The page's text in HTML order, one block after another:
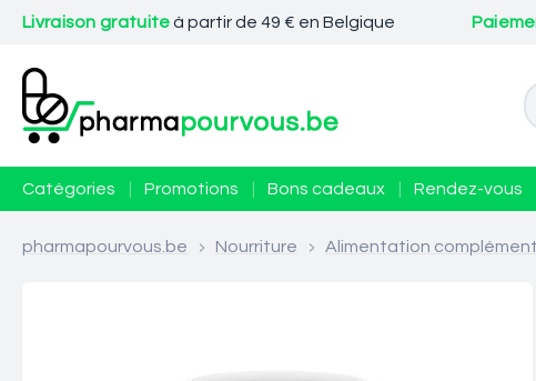
Livraison gratuiteà partir de 49 € en Belgique
Catégories Promotions Bons cadeaux Rendez-vous
pharmapourvous.be > Nourriture > Alimentation